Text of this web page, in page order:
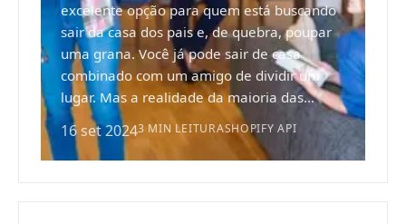
excelente opção para quem está buscando
sair da casa dos pais e, de quebra, poupar
uma grana. Você já pode sair de casa
combinado com um amigo de dividir um
lugar. Mas a realidade da maioria das...
16 set 20243 MIN LEITURASHOPIFY API